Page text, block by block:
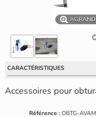
CARACTÉRISTIQUES
Accessoires pour
Référence : OBTG-AVAM